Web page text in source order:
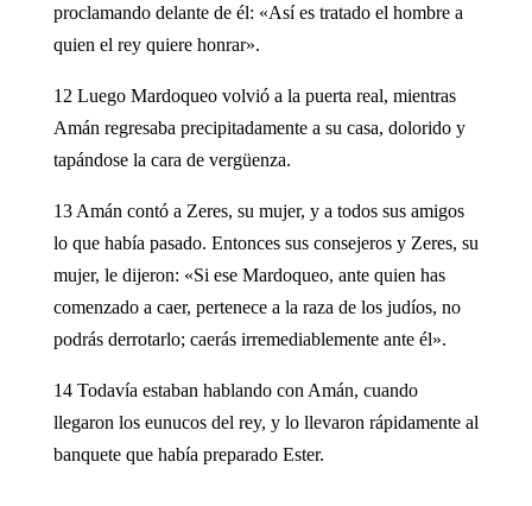
proclamando delante de él: «Así es tratado el hombre a
quien el rey quiere honrar».
12 Luego Mardoqueo volvió a la puerta real, mientras
Amán regresaba precipitadamente a su casa, dolorido y
tapándose la cara de vergüenza.
13 Amán contó a Zeres, su mujer, y a todos sus amigos
lo que había pasado. Entonces sus consejeros y Zeres, su
mujer, le dijeron: «Si ese Mardoqueo, ante quien has
comenzado a caer, pertenece a la raza de los judíos, no
podrás derrotarlo; caerás irremediablemente ante él».
14 Todavía estaban hablando con Amán, cuando
llegaron los eunucos del rey, y lo llevaron rápidamente al
banquete que había preparado Ester.